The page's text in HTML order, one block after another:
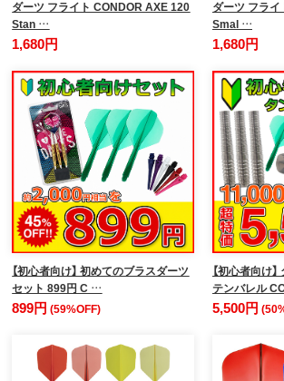
ダーツ フライト CONDOR AXE 120
Stan …
1,680円
ダーツ フラ
Smal …
1,680円
【初心者向け】 初めてのブラスダーツ
セット 899円 C …
899円(59%OFF)
【初心者向け
テンバレル
5,500円